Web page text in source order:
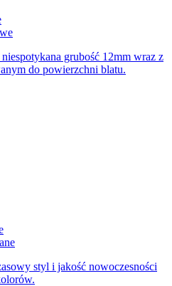
grubość 12mm wraz z
do powierzchni blatu.
styl i jakość nowoczesności